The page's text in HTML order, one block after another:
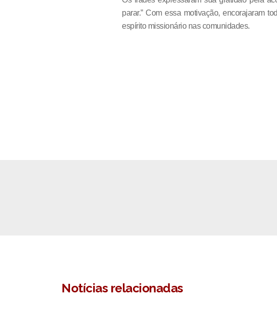
parar.” Com essa motivação, encorajaram
espírito missionário nas comunidades.
Notícias relacionadas